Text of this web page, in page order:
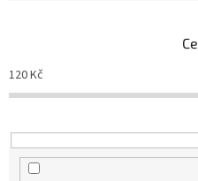
o
d
k
t
120Kč